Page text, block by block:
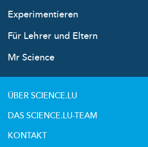
Experimentieren
Für Lehrer und Eltern
Mr Science
ÜBER SCIENCE.LU
DAS SCIENCE.LU-TEAM
KONTAKT